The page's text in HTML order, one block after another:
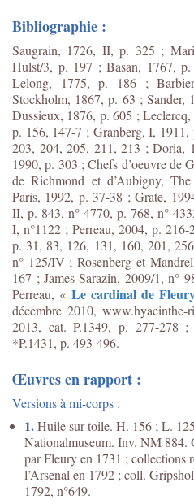
Bibliographie :
Saugrain, 1726, II, p. 325 ;
Hulst/3, p. 197 ; Basan, 1767,
Lelong, 1775, p. 186 ;
Stockholm, 1867, p. 63 ; Sander,
Dussieux, 1876, p. 605 ;
p. 156, 147-7 ; Granberg, I,
203, 204, 205, 211, 213 ; Doria,
1990, p. 303 ; Chefs d’oeuvre de
de Richmond et d’Aubigny,
Paris, 1992, p. 37-38 ; Grate,
II, p. 843, n° 4770, p. 768, n°
I, n°1122 ; Perreau, 2004, p.
p. 31, 83, 126, 131, 160, 201,
n° 125/IV ; Rosenberg et
167 ; James-Sarazin, 2009/1, n°
Perreau, « Le cardinal de
décembre 2010, www.hyacinthe-
2013, cat. P.1349, p. 277-278 ;
*P.1431, p. 493-496.
Œuvres en rapport :
Versions à mi-corps :
1.Huile sur toile. H. 156 ; L.
Nationalmuseum. Inv. NM 884.
par Fleury en 1731 ; collections
l’Arsenal en 1792 ; coll.
1792, n°649.